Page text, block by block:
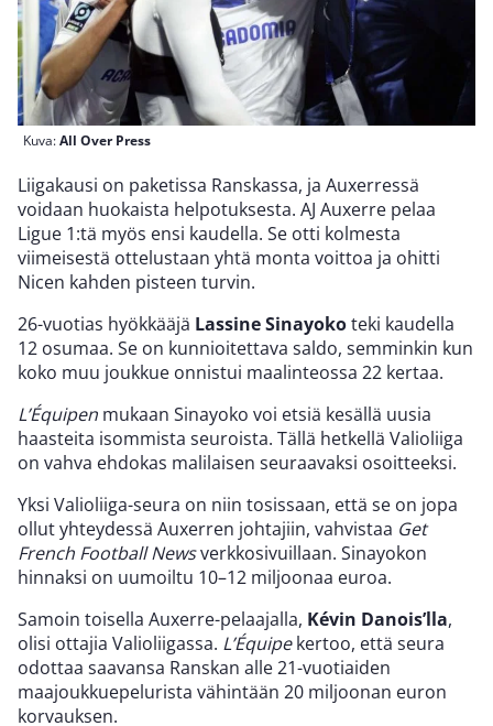
Kuva:All Over Press
Liigakausi on paketissa Ranskassa, ja Auxerressä
voidaan huokaista helpotuksesta. AJ Auxerre pelaa
Ligue 1:tä myös ensi kaudella. Se otti kolmesta
viimeisestä ottelustaan yhtä monta voittoa ja ohitti
Nicen kahden pisteen turvin.
26-vuotias hyökkääjä Lassine Sinayokoteki kaudella
12 osumaa. Se on kunnioitettava saldo, semminkin kun
koko muu joukkue onnistui maalinteossa 22 kertaa.
L’Équipen mukaan Sinayoko voi etsiä kesällä uusia
haasteita isommista seuroista. Tällä hetkellä Valioliiga
on vahva ehdokas malilaisen seuraavaksi osoitteeksi.
Yksi Valioliiga-seura on niin tosissaan, että se on jopa
ollut yhteydessä Auxerren johtajiin, vahvistaa Get
French Football Newsverkkosivuillaan. Sinayokon
hinnaksi on uumoiltu 10–12 miljoonaa euroa.
Samoin toisella Auxerre-pelaajalla, Kévin Danois’lla,
olisi ottajia Valioliigassa. L’Équipekertoo, että seura
odottaa saavansa Ranskan alle 21-vuotiaiden
maajoukkuepelurista vähintään 20 miljoonan euron
korvauksen.